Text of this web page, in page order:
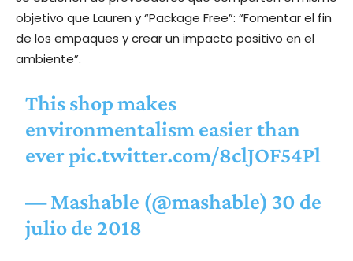
objetivo que Lauren y “Package Free”: “Fomentar el fin
de los empaques y crear un impacto positivo en el
ambiente”.
This shop makes
environmentalism easier than
everpic.twitter.com/8clJOF54Pl
— Mashable (@mashable) 30 de
julio de 2018